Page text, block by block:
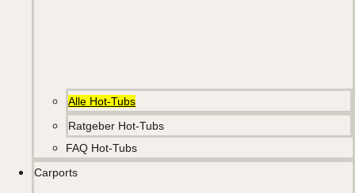
Alle Hot-Tubs
Ratgeber Hot-Tubs
FAQ Hot-Tubs
Carports